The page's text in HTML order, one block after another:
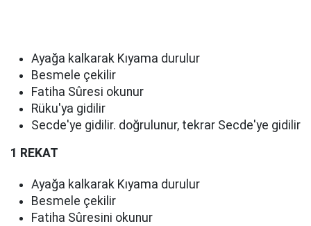
Ayağa kalkarak Kıyama durulur
Besmele çekilir
Fatiha Sûresi okunur
Rüku'ya gidilir
Secde'ye gidilir. doğrulunur, tekrar Secde'ye gidilir
1 REKAT
Ayağa kalkarak Kıyama durulur
Besmele çekilir
Fatiha Sûresini okunur